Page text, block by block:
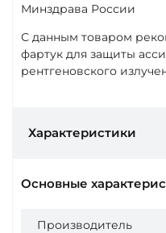
Минздрава России
С данным товаром
фартук для защиты
рентгеновского
Характеристики
Основные
Производитель